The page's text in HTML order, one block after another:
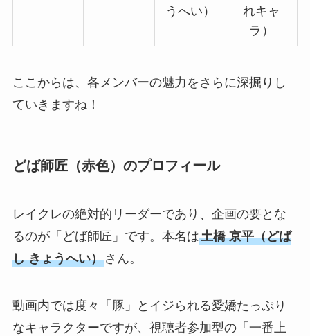
うへい）
れキャ
ラ）
ここからは、各メンバーの魅力をさらに深掘りし
ていきますね！
どば師匠（赤色）のプロフィール
レイクレの絶対的リーダーであり、企画の要とな
るのが「どば師匠」です。本名は土橋 京平（どば
し きょうへい）さん。
動画内では度々「豚」とイジられる愛嬌たっぷり
なキャラクターですが、視聴者参加型の「一番上